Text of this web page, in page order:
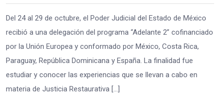
Del 24 al 29 de octubre, el Poder Judicial del Estado de México
recibió a una delegación del programa “Adelante 2” cofinanciado
por la Unión Europea y conformado por México, Costa Rica,
Paraguay, República Dominicana y España. La finalidad fue
estudiar y conocer las experiencias que se llevan a cabo en
materia de Justicia Restaurativa […]